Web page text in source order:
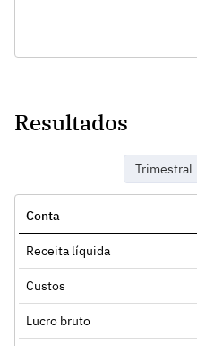
Resultados
Trimestral
Conta
Receita líquida
Custos
Lucro bruto